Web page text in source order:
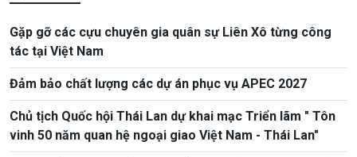
Gặp gỡ các cựu chuyên gia quân sự Liên Xô từng công
tác tại Việt Nam
Đảm bảo chất lượng các dự án phục vụ APEC 2027
Chủ tịch Quốc hội Thái Lan dự khai mạc Triển lãm " Tôn
vinh 50 năm quan hệ ngoại giao Việt Nam - Thái Lan"